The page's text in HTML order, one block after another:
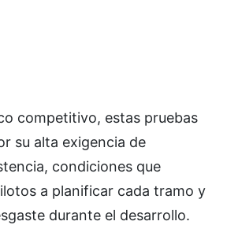
competitivo, estas pruebas
su alta exigencia de
condiciones que
a planificar cada tramo y
durante el desarrollo.